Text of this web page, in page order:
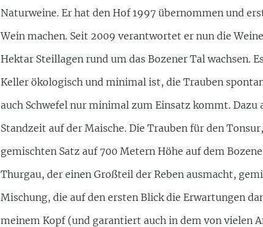
Naturweine. Er hat den Hof 1997 übernommen und
Wein machen. Seit 2009 verantwortet er nun die
Hektar Steillagen rund um das Bozener Tal wachsen.
Keller ökologisch und minimal ist, die Trauben
auch Schwefel nur minimal zum Einsatz kommt.
Standzeit auf der Maische. Die Trauben für den
gemischten Satz auf 700 Metern Höhe auf dem
Thurgau, der einen Großteil der Reben ausmacht,
Mischung, die auf den ersten Blick die Erwartungen
meinem Kopf (und garantiert auch in dem von vielen